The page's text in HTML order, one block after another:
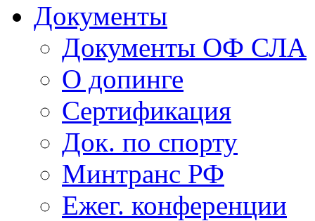
Документы
Документы ОФ СЛА
О допинге
Сертификация
Док. по спорту
Минтранс РФ
Ежег. конференции